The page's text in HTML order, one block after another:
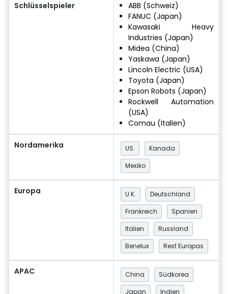
Schlüsselspieler
ABB (Schweiz)
FANUC (Japan)
Kawasaki Heavy
Industries (Japan)
Midea (China)
Yaskawa (Japan)
Lincoln Electric (USA)
Toyota (Japan)
Epson Robots (Japan)
Rockwell Automation
(USA)
Comau (Italien)
Nordamerika US.
Kanada
Mexiko
Europa U.K.
Deutschland
Frankreich
Spanien
Italien
Russland
Benelux
Rest Europas
APAC China
Südkorea
Japan
Indien